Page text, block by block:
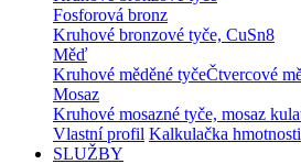
Fosforová bronz
Kruhové bronzové tyče, CuSn8
Měď
Kruhové měděné tyčeČtvercové
Mosaz
Kruhové mosazné tyče, mosaz
Vlastní profil Kalkulačka hmotnosti
SLUŽBY